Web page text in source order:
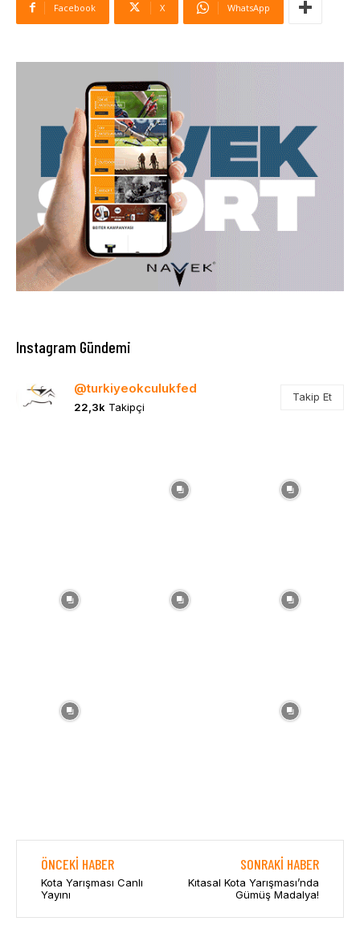
Facebook X WhatsApp
Instagram Gündemi
@turkiyeokculukfed
22,3k Takipçi
Takip Et
ÖNCEKI HABER
Kota Yarışması Canlı
Yayını
SONRAKI HABER
Kıtasal Kota Yarışması’nda
Gümüş Madalya!